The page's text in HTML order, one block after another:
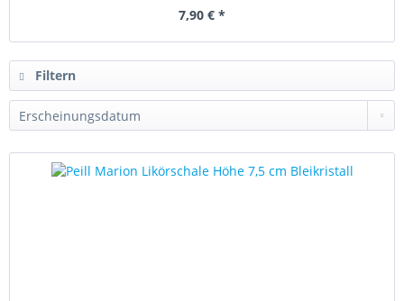
7,90 € *
Filtern